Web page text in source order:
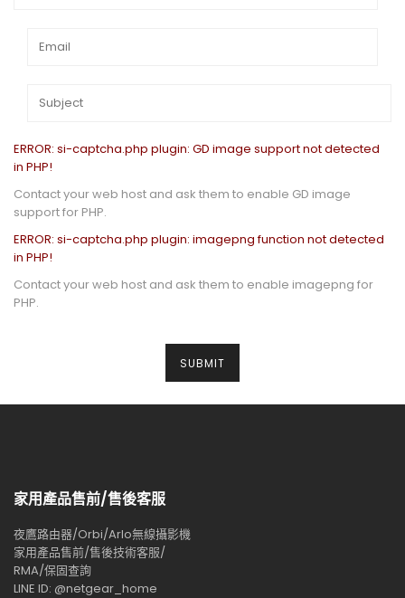
ERROR: si-captcha.php plugin: GD image support not detected
in PHP!
Contact your web host and ask them to enable GD image
support for PHP.
ERROR: si-captcha.php plugin: imagepng function not detected
in PHP!
Contact your web host and ask them to enable imagepng for
PHP.
家用產品售前/售後客服
夜鷹路由器/Orbi/Arlo無線攝影機
家用產品售前/售後技術客服/
RMA/保固查詢
LINE ID: @netgear_home